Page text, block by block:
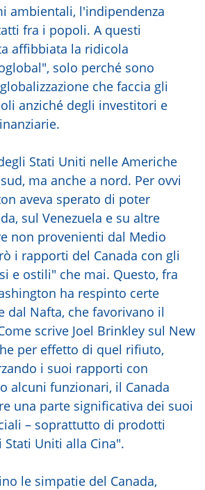
ambientali, l'indipendenza
fra i popoli. A questi
affibbiata la ridicola
solo perché sono
che faccia gli
anziché degli investitori e
Stati Uniti nelle Americhe
ma anche a nord. Per ovvi
aveva sperato di poter
sul Venezuela e su altre
non provenienti dal Medio
i rapporti del Canada con gli
e ostili" che mai. Questo, fra
ha respinto certe
dal Nafta, che favorivano il
scrive Joel Brinkley sul New
per effetto di quel rifiuto,
i suoi rapporti con
alcuni funzionari, il Canada
una parte significativa dei suoi
– soprattutto di prodotti
Uniti alla Cina".
le simpatie del Canada,